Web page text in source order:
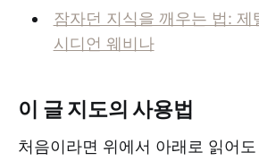
잠자던 지식을 깨우는 법: 제
시디언 웨비나
이 글 지도의 사용법
처음이라면 위에서 아래로 읽어